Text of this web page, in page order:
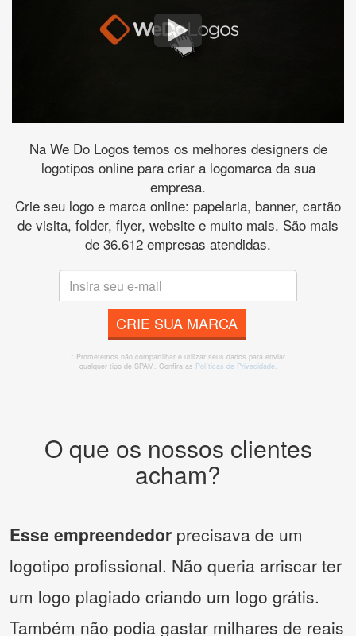
Na We Do Logos temos os melhores designers de
logotipos online para criar a logomarca da sua
empresa.
Crie seu logo e marca online: papelaria, banner, cartão
de visita, folder, flyer, website e muito mais. São mais
de 36.612 empresas atendidas.
CRIE SUA MARCA
* Prometemos não compartilhar e utilizar seus dados para enviar
qualquer tipo de SPAM. Confira as Políticas de Privacidade.
O que os nossos clientes
acham?
Esse empreendedor precisava de um
logotipo profissional. Não queria arriscar ter
um logo plagiado criando um logo grátis.
Também não podia gastar milhares de reais